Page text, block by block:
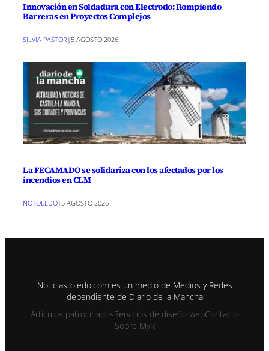
Innovación en Soldadura con Electrodo: Rompiendo
Barreras en Proyectos Complejos
SILVIA PASTOR | 5 AGOSTO 2026
La FECAMADO se solidariza con los afectados por los
incendios en CLM
NOTOLEDO|5 AGOSTO 2026
Noticiastoledo.com es un medio de Medios y Redes
dependiente de Diario de la Mancha
Artículos patrocinadosServicios de diseño webContacto
Sobre MyR